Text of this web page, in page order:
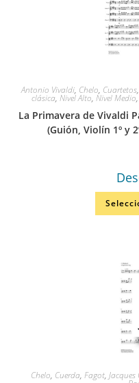
Antonio Vivaldi, Chelo, Cuartetos,
clásica, Nivel Alto, Nivel Medio,
La Primavera de Vivaldi
(Guión, Violín 1º y
Chelo, Cuerda, Fagot,